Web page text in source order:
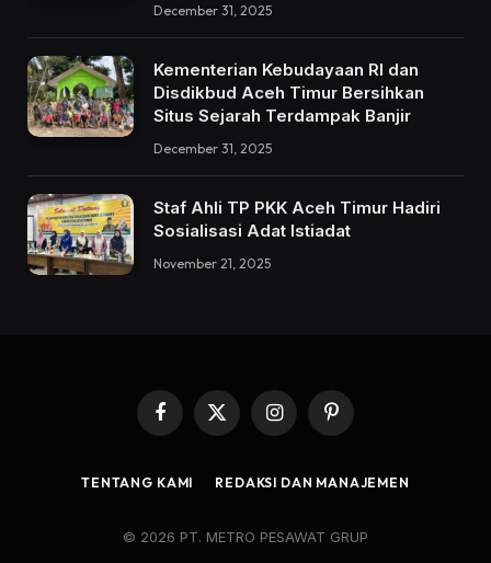
December 31, 2025
Kementerian Kebudayaan RI dan
Disdikbud Aceh Timur Bersihkan
Situs Sejarah Terdampak Banjir
December 31, 2025
Staf Ahli TP PKK Aceh Timur Hadiri
Sosialisasi Adat Istiadat
November 21, 2025
Facebook
X
InstagramPinterest
TENTANG KAMI REDAKSI DAN MANAJEMEN
© 2026 PT. METRO PESAWAT GRUP